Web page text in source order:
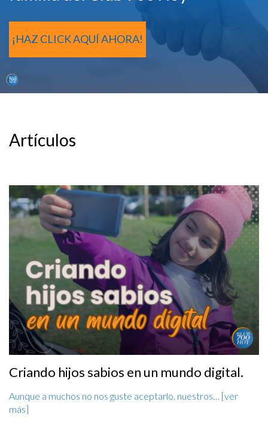
¡HAZ CLICK AQUÍ AHORA!
Artículos
Criando hijos sabios en un mundo digital.
Aunque a muchos no nos guste aceptarlo, nuestros… [ver
más]